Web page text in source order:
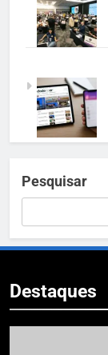
Pesquisar
Destaques